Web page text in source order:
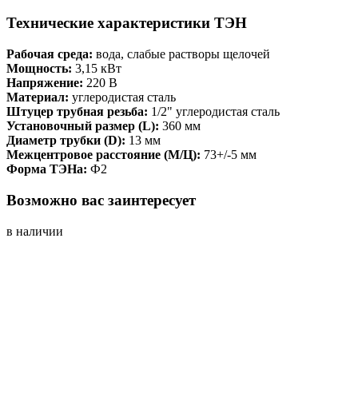
Технические характеристики ТЭН
Рабочая среда: вода, слабые растворы щелочей
Мощность: 3,15 кВт
Напряжение: 220 В
Материал: углеродистая сталь
Штуцер трубная резьба: 1/2" углеродистая сталь
Установочный размер (L): 360 мм
Диаметр трубки (D): 13 мм
Межцентровое расстояние (М/Ц): 73+/-5 мм
Форма ТЭНа: Ф2
Возможно вас заинтересует
в наличии